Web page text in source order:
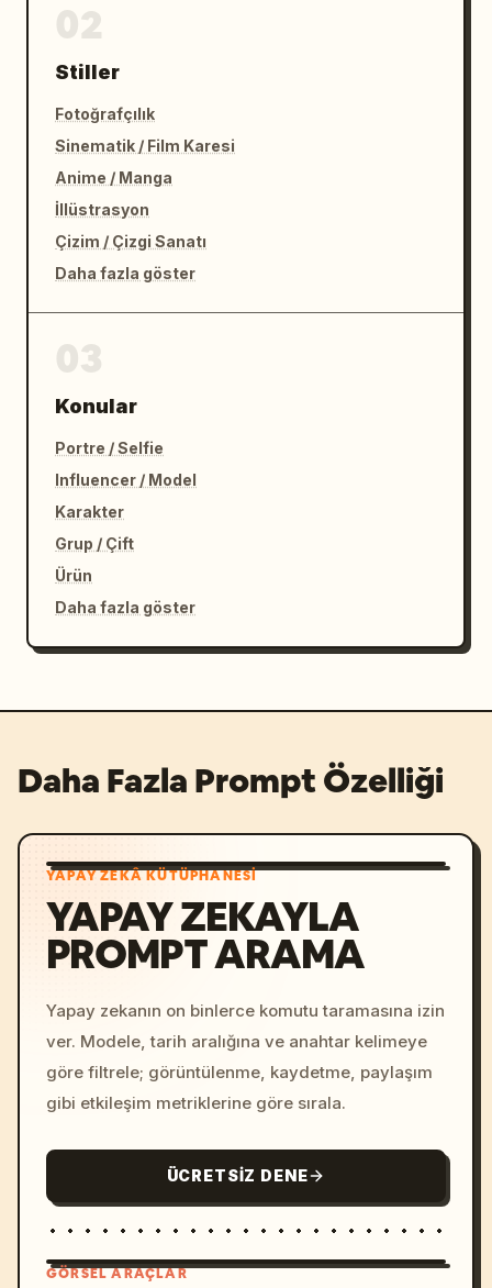
Stiller
Fotoğrafçılık
Sinematik / Film Karesi
Anime / Manga
İllüstrasyon
Çizim / Çizgi Sanatı
Daha fazla göster
Konular
Portre / Selfie
Influencer / Model
Karakter
Grup / Çift
Ürün
Daha fazla göster
Daha Fazla Prompt Özelliği
YAPAY ZEKÂ KÜTÜPHANESI
YAPAY ZEKAYLA
PROMPT ARAMA
Yapay zekanın on binlerce komutu taramasına izin
ver. Modele, tarih aralığına ve anahtar kelimeye
göre filtrele; görüntülenme, kaydetme, paylaşım
gibi etkileşim metriklerine göre sırala.
ÜCRETSIZ DENE
GÖRSEL ARAÇLAR